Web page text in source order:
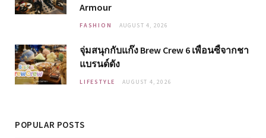
Armour
FASHION AUGUST 4, 2026
จุ่มสนุกกับแก๊ง Brew Crew 6 เพื่อนซี้จากชา
แบรนด์ดัง
LIFESTYLE AUGUST 4, 2026
POPULAR POSTS